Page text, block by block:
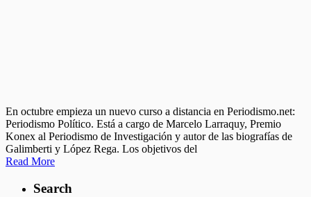
En octubre empieza un nuevo curso a distancia en Periodismo.net:
Periodismo Político. Está a cargo de Marcelo Larraquy, Premio
Konex al Periodismo de Investigación y autor de las biografías de
Galimberti y López Rega. Los objetivos del
Read More
Search